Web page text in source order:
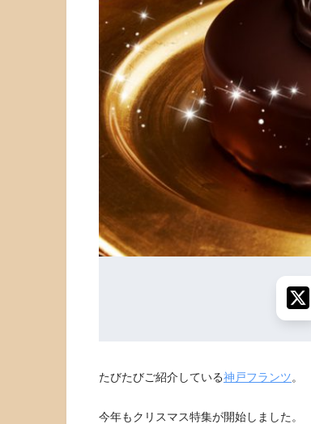
たびたびご紹介している神戸フランツ。
今年もクリスマス特集が開始しました。